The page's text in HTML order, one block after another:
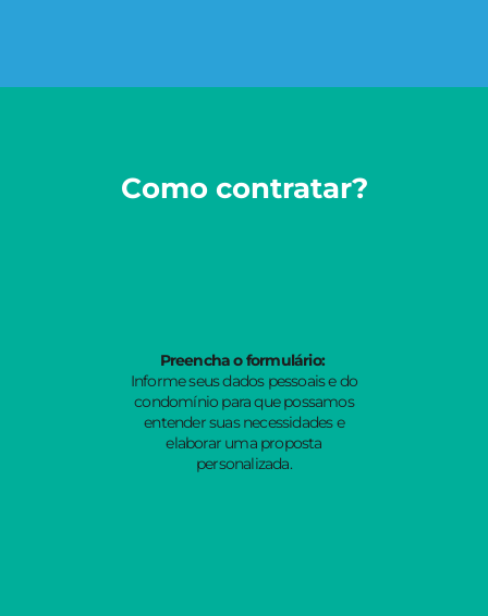
Como contratar?
Preencha o formulário:
Informe seus dados pessoais e do
condomínio para que possamos
entender suas necessidades e
elaborar uma proposta
personalizada.